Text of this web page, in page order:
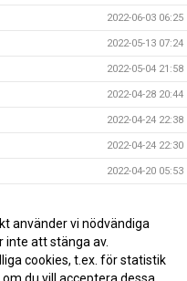
2022-06-03 06:25
2022-05-13 07:24
2022-05-04 21:58
2022-04-28 20:44
2022-04-24 22:38
2022-04-24 22:30
2022-04-20 05:53
2021-06-15 09:32
2021-06-14 09:34
använder vi nödvändiga
inte att stänga av.
cookies, t.ex. för statistik